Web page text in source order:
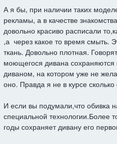
А я бы, при наличии таких
рекламы, а в качестве
довольно красиво расписали
,а через какое то время
ткань. Довольно плотная.
моющегося дивана сохраняются
диваном, на котором уже не
оно. Правда я не в курсе
И если вы подумали,что обивка
специальной технологии.Более
годы сохраняет дивану его